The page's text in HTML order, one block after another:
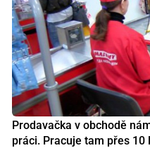
Prodavačka v obchodě
práci. Pracuje tam přes